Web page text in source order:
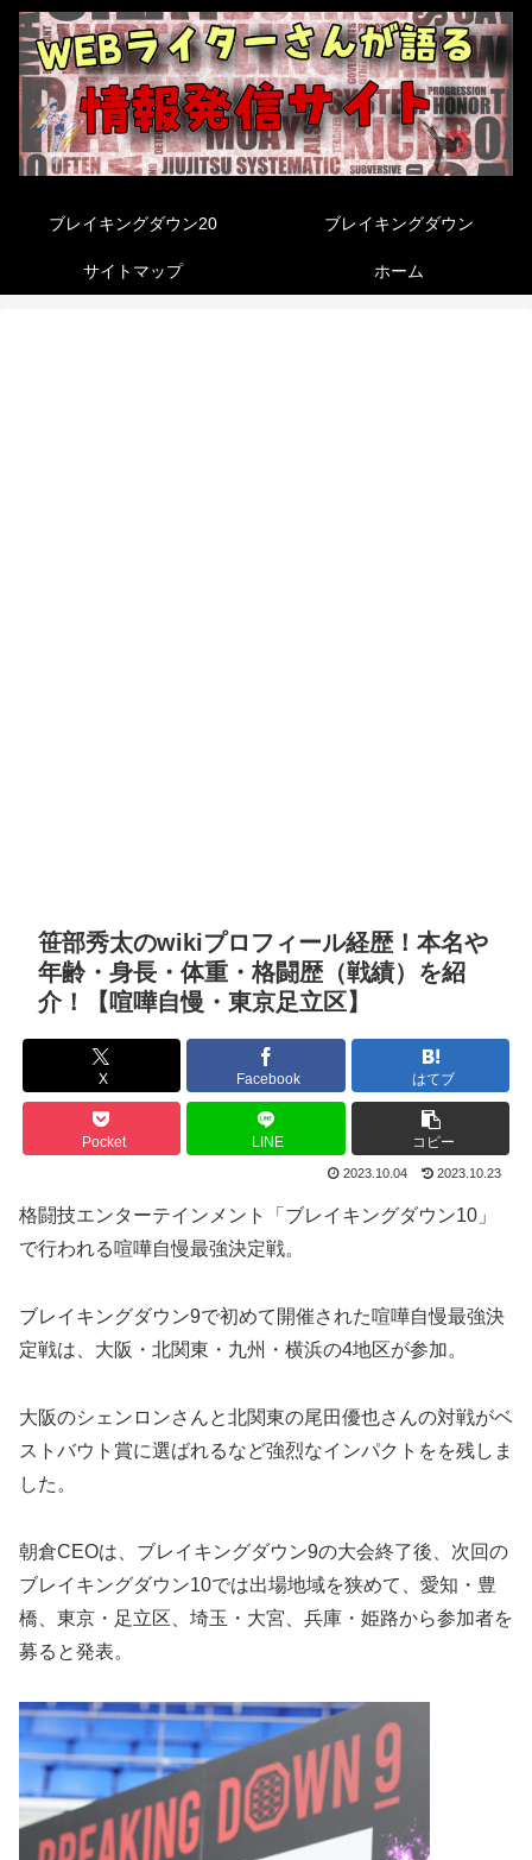
ブレイキングダウン20 ブレイキングダウン
サイトマップ ホーム
笹部秀太のwikiプロフィール経歴！本名や
年齢・身長・体重・格闘歴（戦績）を紹
介！【喧嘩自慢・東京足立区】
X Facebook はてブ
Pocket LINE コピー
2023.10.04 2023.10.23
格闘技エンターテインメント「ブレイキングダウン10」
で行われる喧嘩自慢最強決定戦。
ブレイキングダウン9で初めて開催された喧嘩自慢最強決
定戦は、大阪・北関東・九州・横浜の4地区が参加。
大阪のシェンロンさんと北関東の尾田優也さんの対戦がベ
ストバウト賞に選ばれるなど強烈なインパクトをを残しま
した。
朝倉CEOは、ブレイキングダウン9の大会終了後、次回の
ブレイキングダウン10では出場地域を狭めて、愛知・豊
橋、東京・足立区、埼玉・大宮、兵庫・姫路から参加者を
募ると発表。